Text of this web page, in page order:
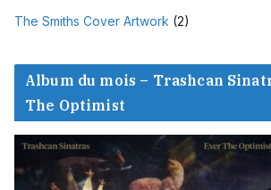
The Smiths Cover Artwork (2)
Album du mois – Trashcan
The Optimist